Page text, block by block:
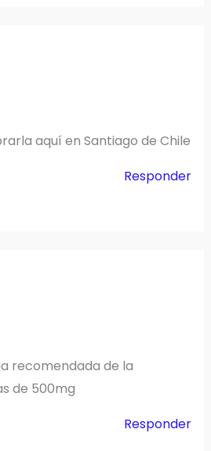
aquí en Santiago de Chile
Responder
recomendada de la
de 500mg
Responder